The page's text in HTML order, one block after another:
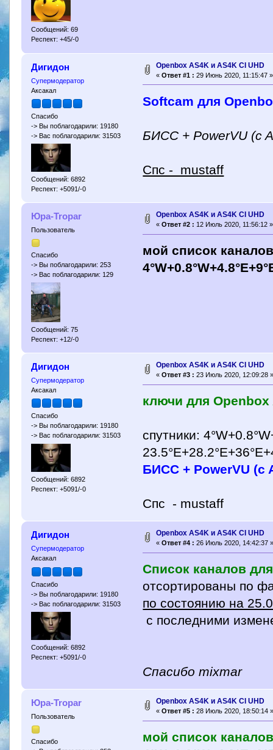
Сообщений: 69
Респект: +45/-0
Дигидон
Супермодератор
Аксакал
Спасибо
-> Вы поблагодарили: 19180
-> Вас поблагодарили: 31503
Сообщений: 6892
Респект: +5091/-0
Openbox AS4K и AS4K CI UHD
« Ответ #1 : 29 Июнь 2020, 11:15:47 »
Softcam для
БИСС + PowerVU (c
Спc - mustaff
Юра-Tropar
Пользователь
Спасибо
-> Вы поблагодарили: 253
-> Вас поблагодарили: 129
Сообщений: 75
Респект: +12/-0
Openbox AS4K и AS4K CI UHD
« Ответ #2 : 12 Июль 2020, 11:56:12 »
мой список
Дигидон
Супермодератор
Аксакал
Спасибо
-> Вы поблагодарили: 19180
-> Вас поблагодарили: 31503
Сообщений: 6892
Респект: +5091/-0
Openbox AS4K и AS4K CI UHD
« Ответ #3 : 23 Июль 2020, 12:09:28 »
ключи для Openbox
спутники:
БИСС + PowerVU (c
Спc - mustaff
Дигидон
Супермодератор
Аксакал
Спасибо
-> Вы поблагодарили: 19180
-> Вас поблагодарили: 31503
Сообщений: 6892
Респект: +5091/-0
Openbox AS4K и AS4K CI UHD
« Ответ #4 : 26 Июль 2020, 14:42:37 »
Список каналов
отсортированы по
по состоянию на
с последними
Спасибо mixmar
Юра-Tropar
Пользователь
Спасибо
Openbox AS4K и AS4K CI UHD
« Ответ #5 : 28 Июль 2020, 18:50:14 »
мой список